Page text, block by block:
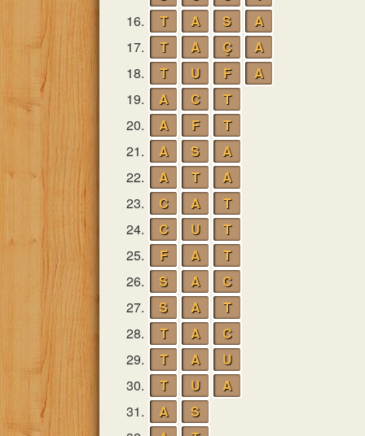
16.
T A S
A
17.
T A Ç
A
18.
T U F
A
19.
A C
T
20.
A F
T
21.
A S
A
22.
A T
A
23.
C A
T
24.
C U
T
25.
F A
T
26.
S A
C
27.
S A
T
28.
T A
C
29.
T A
U
30.
T U
A
31.
A
S